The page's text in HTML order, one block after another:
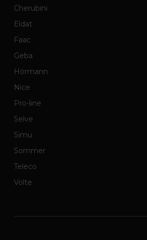
Cherubini
Eldat
Faac
Geba
Hörmann
Nice
Pro-line
Selve
Simu
Sommer
Teleco
Volte